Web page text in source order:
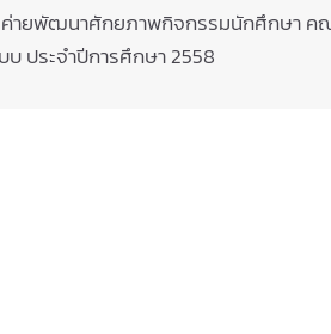
ค่ายพัฒนาศักยภาพกิจกรรมนักศึกษา ค
บ ประจำปีการศึกษา 2558